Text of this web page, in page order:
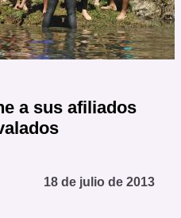
a sus afiliados
18 de julio de 2013